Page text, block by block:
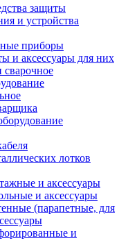
защиты
и устройства
приборы
и аксессуары для них
сварочное
лотков
и аксессуары
и аксессуары
(парапетные, для
и